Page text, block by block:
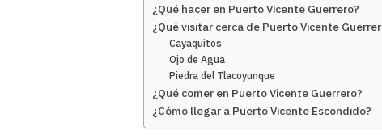
¿Qué hacer en Puerto Vicente Guerrero?
¿Qué visitar cerca de Puerto Vicente
Cayaquitos
Ojo de Agua
Piedra del Tlacoyunque
¿Qué comer en Puerto Vicente Guerrero?
¿Cómo llegar a Puerto Vicente Escondido?